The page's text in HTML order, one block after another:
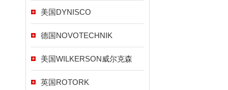
美国DYNISCO
德国NOVOTECHNIK
美国WILKERSON威尔克森
英国ROTORK